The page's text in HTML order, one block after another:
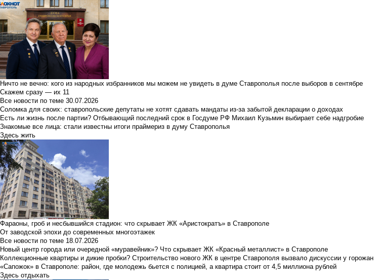
Ничто не вечно: кого из народных избранников мы можем не увидеть в думе Ставрополья после выборов в сентябре
Скажем сразу — их 11
Все новости по теме 30.07.2026
Соломка для своих: ставропольские депутаты не хотят сдавать мандаты из-за забытой декларации о доходах
Есть ли жизнь после партии? Отбывающий последний срок в Госдуме РФ Михаил Кузьмин выбирает себе надгробие
Знакомые все лица: стали известны итоги праймериз в думу Ставрополья
Здесь жить
Фараоны, гроб и несбывшийся стадион: что скрывает ЖК «Аристократъ» в Ставрополе
От заводской эпохи до современных многоэтажек
Все новости по теме 18.07.2026
Новый центр города или очередной «муравейник»? Что скрывает ЖК «Красный металлист» в Ставрополе
Коллекционные квартиры и дикие пробки? Строительство нового ЖК в центре Ставрополя вызвало дискуссии у горожан
«Сапожок» в Ставрополе: район, где молодежь бьется с полицией, а квартира стоит от 4,5 миллиона рублей
Здесь отдыхать